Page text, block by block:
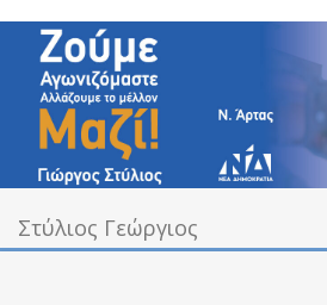
content
Στύλιος Γεώργιος
Υπεύθυνα Δίπλα σας
Στύλιος Γεώργιος